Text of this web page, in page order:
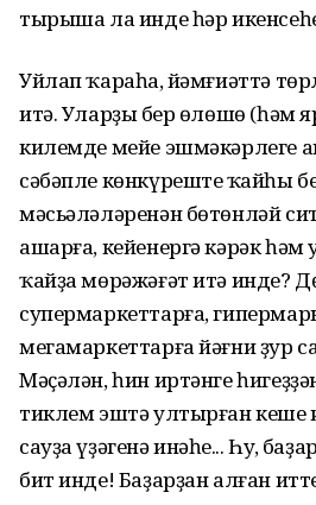
тырыша ла инде һәр
Уйлап ҡараһаң, йәмғиәттә
итә. Уларҙың бер өлөшө (һәм
килемде мейе эшмәкәрлеге
сәбәпле көнкүрештең ҡайһы
мәсьәләләренән бөтөнләй
ашарға, кейенергә кәрәк
ҡайҙа мөрәжәғәт итә инде?
супермаркеттарға,
мегамаркеттарға йәғни ҙур
Мәҫәлән, һин иртәнге
тиклем эштә ултырған кеше
сауҙа үҙәгенә инәһең... Һуң,
бит инде! Баҙарҙан алған